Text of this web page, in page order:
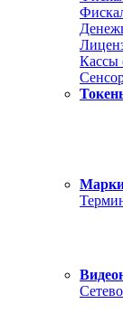
Кассы